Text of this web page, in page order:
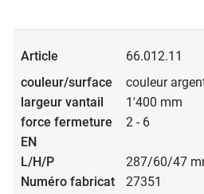
66.012.11
couleur
1'400 mm
2 - 6
287/60/47
27351